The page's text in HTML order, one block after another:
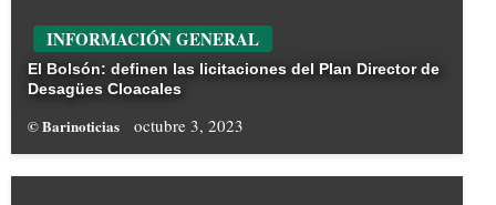
INFORMACIÓN GENERAL
El Bolsón: definen las licitaciones del Plan Director de
Desagües Cloacales
© Barinoticias octubre 3, 2023